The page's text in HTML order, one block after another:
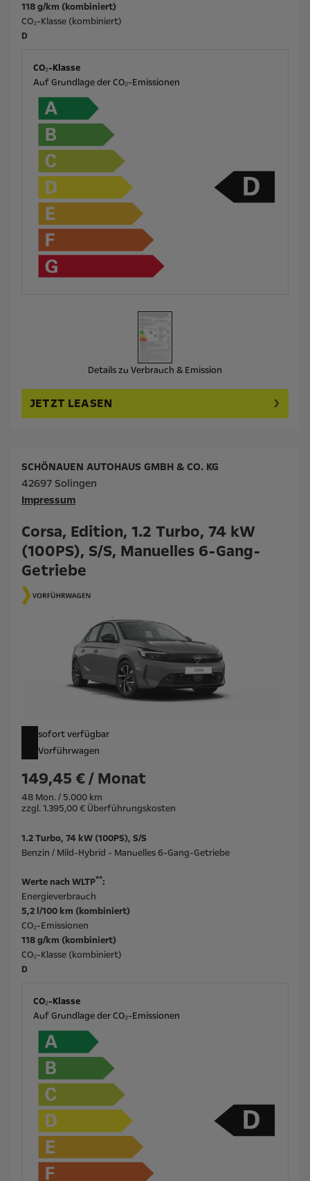
118 g/km (kombiniert)
CO₂-Klasse (kombiniert)
D
CO₂-Klasse
Auf Grundlage der CO₂-Emissionen
Details zu Verbrauch & Emission
JETZT LEASEN
Corsa, Edition, 1.2 Turbo, 74 kW
(100PS), S/S, Manuelles 6-Gang-
Getriebe
sofort verfügbar
Vorführwagen
149,45 € / Monat
48 Mon. / 5.000 km
zzgl. 1.395,00 € Überführungskosten
SCHÖNAUEN AUTOHAUS GMBH & CO. KG
42697 Solingen
Impressum
1.2 Turbo, 74 kW (100PS), S/S
Benzin / Mild-Hybrid - Manuelles 6-Gang-Getriebe
Werte nach WLTP**:
Energieverbrauch
5,2 l/100 km (kombiniert)
CO₂-Emissionen
118 g/km (kombiniert)
CO₂-Klasse (kombiniert)
D
CO₂-Klasse
Auf Grundlage der CO₂-Emissionen